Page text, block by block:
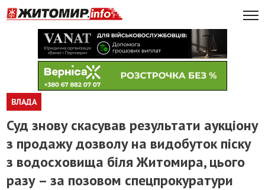
ВЛАДА
Суд знову скасував результати аукціону
з продажу дозволу на видобуток піску
з водосховища біля Житомира, цього
разу – за позовом спецпрокуратури